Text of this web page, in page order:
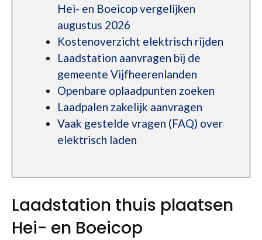
Hei- en Boeicop vergelijken
augustus 2026
Kostenoverzicht elektrisch rijden
Laadstation aanvragen bij de
gemeente Vijfheerenlanden
Openbare oplaadpunten zoeken
Laadpalen zakelijk aanvragen
Vaak gestelde vragen (FAQ) over
elektrisch laden
Laadstation thuis plaatsen
Hei- en Boeicop